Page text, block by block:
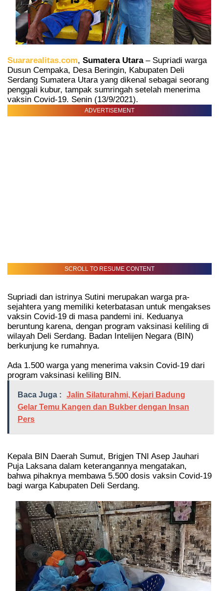
Suararealitas.com, Sumatera Utara– Supriadi warga
Dusun Cempaka, Desa Beringin, Kabupaten Deli
Serdang Sumatera Utara yang dikenal sebagai seorang
penggali kubur, tampak sumringah setelah menerima
vaksin Covid-19. Senin (13/9/2021).
ADVERTISEMENT
SCROLL TO RESUME CONTENT
Supriadi dan istrinya Sutini merupakan warga pra-
sejahtera yang memiliki keterbatasan untuk mengakses
vaksin Covid-19 di masa pandemi ini. Keduanya
beruntung karena, dengan program vaksinasi keliling di
wilayah Deli Serdang. Badan Intelijen Negara (BIN)
berkunjung ke rumahnya.
Ada 1.500 warga yang menerima vaksin Covid-19 dari
program vaksinasi keliling BIN.
Baca Juga :
Jalin Silaturahmi, Kejari Badung
Gelar Temu Kangen dan Bukber dengan Insan
Pers
Kepala BIN Daerah Sumut, Brigjen TNI Asep Jauhari
Puja Laksana dalam keterangannya mengatakan,
bahwa pihaknya membawa 5.500 dosis vaksin Covid-19
bagi warga Kabupaten Deli Serdang.